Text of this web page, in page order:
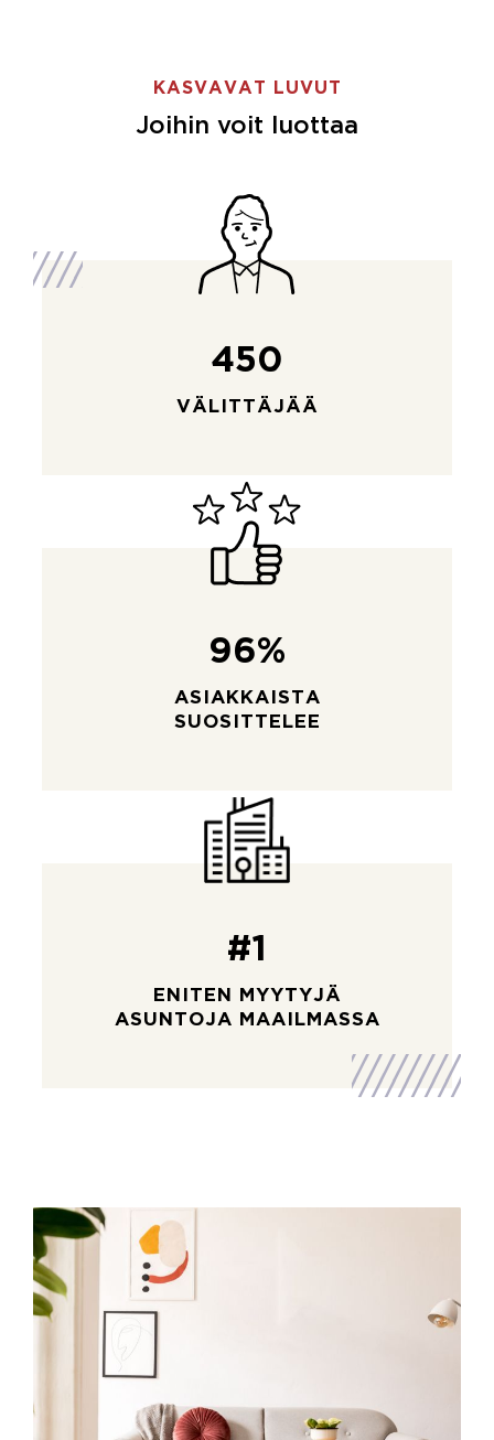
KASVAVAT LUVUT
Joihin voit luottaa
450
VÄLITTÄJÄÄ
96%
ASIAKKAISTA
SUOSITTELEE
#1
ENITEN MYYTYJÄ
ASUNTOJA MAAILMASSA